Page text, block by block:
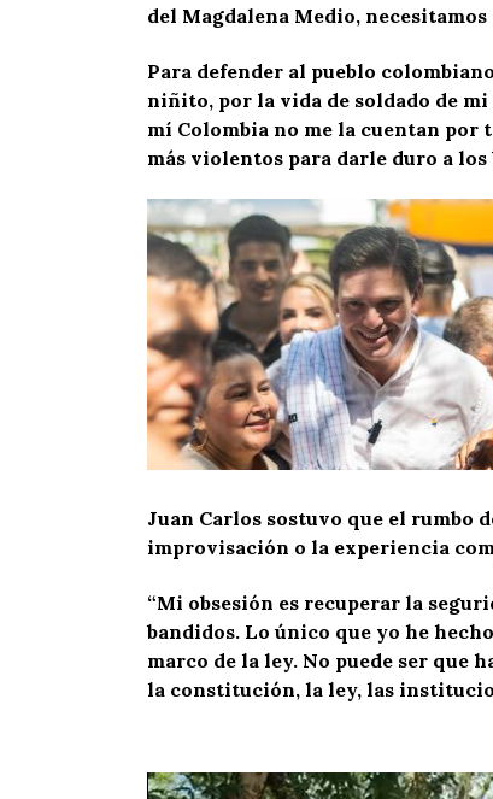
del Magdalena Medio,
Para defender al pueblo
niñito, por la vida de soldado de
mí Colombia no me la cuentan por
más violentos para darle duro a los
Juan Carlos sostuvo que el rumbo
improvisación o la experiencia
“Mi obsesión es recuperar la
bandidos. Lo único que yo he
marco de la ley. No puede ser que
la constitución, la ley, las
de